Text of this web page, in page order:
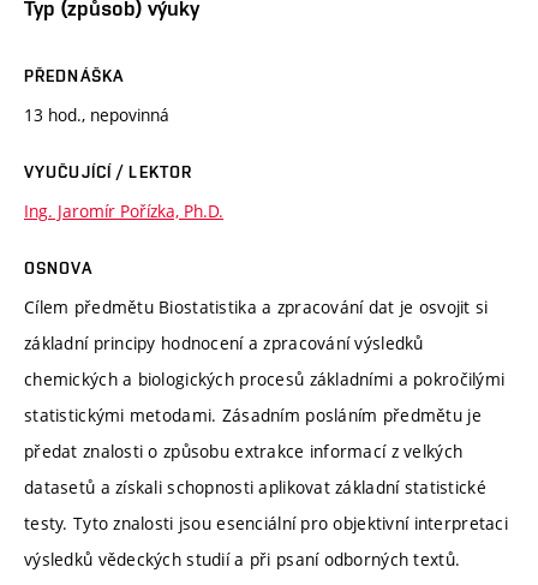
Typ (způsob) výuky
PŘEDNÁŠKA
13 hod., nepovinná
VYUČUJÍCÍ / LEKTOR
Ing. Jaromír Pořízka, Ph.D.
OSNOVA
Cílem předmětu Biostatistika a zpracování dat je osvojit si
základní principy hodnocení a zpracování výsledků
chemických a biologických procesů základními a pokročilými
statistickými metodami. Zásadním posláním předmětu je
předat znalosti o způsobu extrakce informací z velkých
datasetů a získali schopnosti aplikovat základní statistické
testy. Tyto znalosti jsou esenciální pro objektivní interpretaci
výsledků vědeckých studií a při psaní odborných textů.